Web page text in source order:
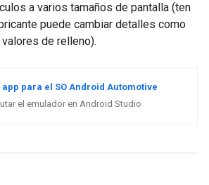
a varios tamaños de pantalla (ten
puede cambiar detalles como
de relleno).
para el SO Android Automotive
el emulador en Android Studio